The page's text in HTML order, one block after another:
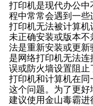
打印机是现代办公
程中常常会遇到一
打印机无法被计算
未正确安装或版本
法是重新安装或更
是网络打印机无法
误或防火墙设置阻
打印机和计算机在
这个问题。为了更好
建议使用金山毒霸进